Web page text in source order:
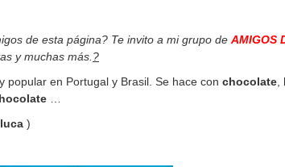
de esta página? Te invito a mi grupo de AMIGOS
y muchas más. ?
popular en Portugal y Brasil. Se hace con chocolate
)